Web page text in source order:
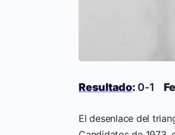
Resultado: 0-1
El desenlace del